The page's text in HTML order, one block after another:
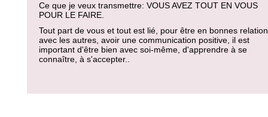
Ce que je veux transmettre: VOUS AVEZ TOUT EN VOUS
POUR LE FAIRE.
Tout part de vous et tout est lié, pour être en bonnes
avec les autres, avoir une communication positive, il est
important d'être bien avec soi-même, d'apprendre à se
connaître, à s'accepter..